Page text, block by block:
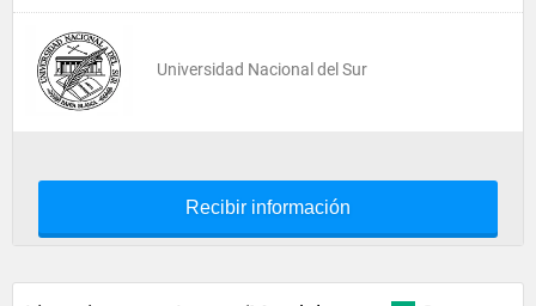
Universidad Nacional del Sur
Recibir información